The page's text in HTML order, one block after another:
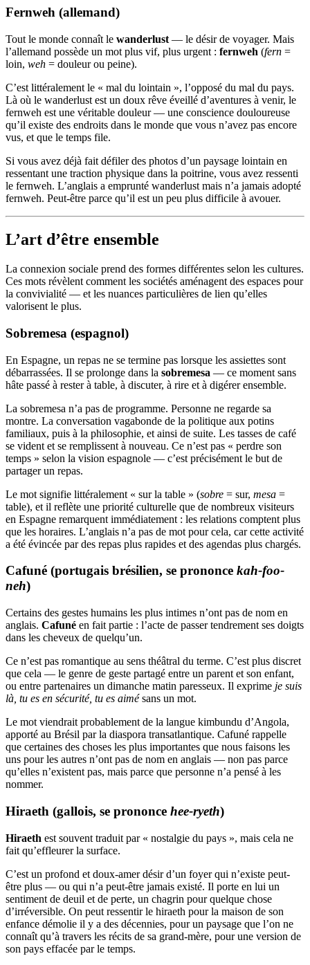
Fernweh (allemand)
Tout le monde connaît le wanderlust — le désir de voyager. Mais
l’allemand possède un mot plus vif, plus urgent : fernweh (fern =
loin, weh = douleur ou peine).
C’est littéralement le « mal du lointain », l’opposé du mal du pays.
Là où le wanderlust est un doux rêve éveillé d’aventures à venir, le
fernweh est une véritable douleur — une conscience douloureuse
qu’il existe des endroits dans le monde que vous n’avez pas encore
vus, et que le temps file.
Si vous avez déjà fait défiler des photos d’un paysage lointain en
ressentant une traction physique dans la poitrine, vous avez ressenti
le fernweh. L’anglais a emprunté wanderlust mais n’a jamais adopté
fernweh. Peut-être parce qu’il est un peu plus difficile à avouer.
L’art d’être ensemble
La connexion sociale prend des formes différentes selon les cultures.
Ces mots révèlent comment les sociétés aménagent des espaces pour
la convivialité — et les nuances particulières de lien qu’elles
valorisent le plus.
Sobremesa (espagnol)
En Espagne, un repas ne se termine pas lorsque les assiettes sont
débarrassées. Il se prolonge dans la sobremesa — ce moment sans
hâte passé à rester à table, à discuter, à rire et à digérer ensemble.
La sobremesa n’a pas de programme. Personne ne regarde sa
montre. La conversation vagabonde de la politique aux potins
familiaux, puis à la philosophie, et ainsi de suite. Les tasses de café
se vident et se remplissent à nouveau. Ce n’est pas « perdre son
temps » selon la vision espagnole — c’est précisément le but de
partager un repas.
Le mot signifie littéralement « sur la table » (sobre = sur, mesa =
table), et il reflète une priorité culturelle que de nombreux visiteurs
en Espagne remarquent immédiatement : les relations comptent plus
que les horaires. L’anglais n’a pas de mot pour cela, car cette activité
a été évincée par des repas plus rapides et des agendas plus chargés.
Cafuné (portugais brésilien, se prononce kah-foo-
neh)
Certains des gestes humains les plus intimes n’ont pas de nom en
anglais. Cafuné en fait partie : l’acte de passer tendrement ses doigts
dans les cheveux de quelqu’un.
Ce n’est pas romantique au sens théâtral du terme. C’est plus discret
que cela — le genre de geste partagé entre un parent et son enfant,
ou entre partenaires un dimanche matin paresseux. Il exprime je suis
là, tu es en sécurité, tu es aimésans un mot.
Le mot viendrait probablement de la langue kimbundu d’Angola,
apporté au Brésil par la diaspora transatlantique. Cafuné rappelle
que certaines des choses les plus importantes que nous faisons les
uns pour les autres n’ont pas de nom en anglais — non pas parce
qu’elles n’existent pas, mais parce que personne n’a pensé à les
nommer.
Hiraeth (gallois, se prononce hee-ryeth)
Hiraeth est souvent traduit par « nostalgie du pays », mais cela ne
fait qu’effleurer la surface.
C’est un profond et doux-amer désir d’un foyer qui n’existe peut-
être plus — ou qui n’a peut-être jamais existé. Il porte en lui un
sentiment de deuil et de perte, un chagrin pour quelque chose
d’irréversible. On peut ressentir le hiraeth pour la maison de son
enfance démolie il y a des décennies, pour un paysage que l’on ne
connaît qu’à travers les récits de sa grand-mère, pour une version de
son pays effacée par le temps.